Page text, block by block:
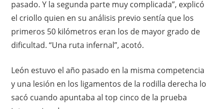
pasado. Y la segunda parte muy complicada”, explicó
el criollo quien en su análisis previo sentía que los
primeros 50 kilómetros eran los de mayor grado de
dificultad. “Una ruta infernal”, acotó.
León estuvo el año pasado en la misma competencia
y una lesión en los ligamentos de la rodilla derecha lo
sacó cuando apuntaba al top cinco de la prueba